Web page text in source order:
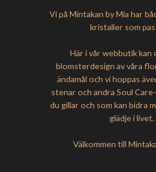
Vi på Mintakan by Mia har
kristaller som
Här i vår webbutik kan
blomsterdesign av våra
ändamål och vi hoppas
stenar och andra Soul
du gillar och som kan bidra
glädje i livet.
Välkommen till